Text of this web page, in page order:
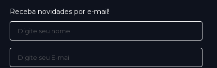
Receba novidades por e-mail!